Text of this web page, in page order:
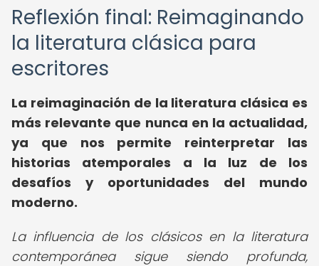
Reflexión final: Reimaginando
la literatura clásica para
escritores
La reimaginación de la literatura clásica es
más relevante que nunca en la actualidad,
ya que nos permite reinterpretar las
historias atemporales a la luz de los
desafíos y oportunidades del mundo
moderno.
La influencia de los clásicos en la literatura
contemporánea sigue siendo profunda,